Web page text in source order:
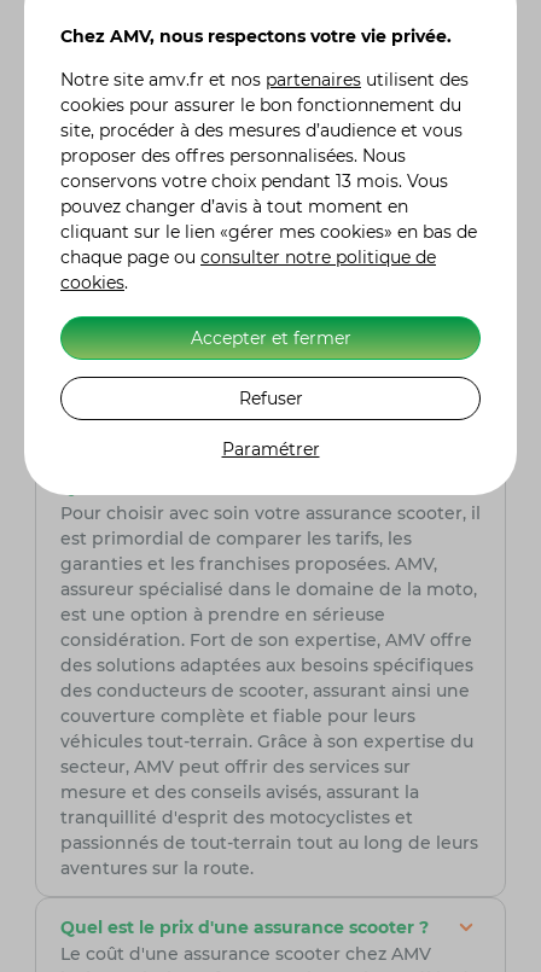
125cm³ à 650cm³. Les modèles de 125cm³ sont
souvent suffisants pour une conduite
quotidienne et des trajets modérés, tandis que
les modèles plus puissants conviennent mieux
aux longs trajets sur autoroutes ou à des
vitesses plus élevées.
Un scooter routier est-il économique en
carburant ?
Oui, malgré leur puissance, les scooters routiers
carburant que les motos de même catégorie. Ils
sont conçus pour offrir un bon compromis
entre performance et consommation, ce qui les
rend adaptés à une utilisation régulière.
Pour choisir avec soin votre assurance scooter, il
est primordial de comparer les tarifs, les
garanties et les franchises proposées. AMV,
assureur spécialisé dans le domaine de la moto,
est une option à prendre en sérieuse
considération. Fort de son expertise, AMV offre
des solutions adaptées aux besoins spécifiques
des conducteurs de scooter, assurant ainsi une
couverture complète et fiable pour leurs
véhicules tout-terrain. Grâce à son expertise du
secteur, AMV peut offrir des services sur
mesure et des conseils avisés, assurant la
tranquillité d'esprit des motocyclistes et
passionnés de tout-terrain tout au long de leurs
aventures sur la route.
Quel est le prix d'une assurance scooter ?
Le coût d'une assurance scooter chez AMV
Chez AMV, nous respectons votre vie privée.
Notre site amv.fr et nos partenaires utilisent des
cookies pour assurer le bon fonctionnement du
site, procéder à des mesures d’audience et vous
proposer des offres personnalisées. Nous
conservons votre choix pendant 13 mois. Vous
pouvez changer d’avis à tout moment en
cliquant sur le lien «gérer mes cookies» en bas de
chaque page ou consulter notre politique de
cookies.
Accepter et fermer
Refuser
Paramétrer